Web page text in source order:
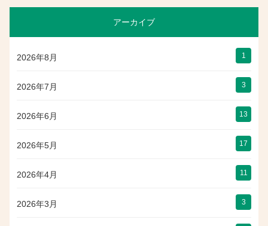
アーカイブ
2026年8月 1
2026年7月 3
2026年6月 13
2026年5月 17
2026年4月 11
2026年3月 3